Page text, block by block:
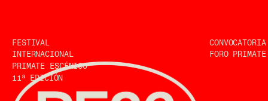
CONVOCATORIA
FORO PRIMATE
FESTIVAL
INTERNACIONAL
PRIMATE ESCÉNICO
11a